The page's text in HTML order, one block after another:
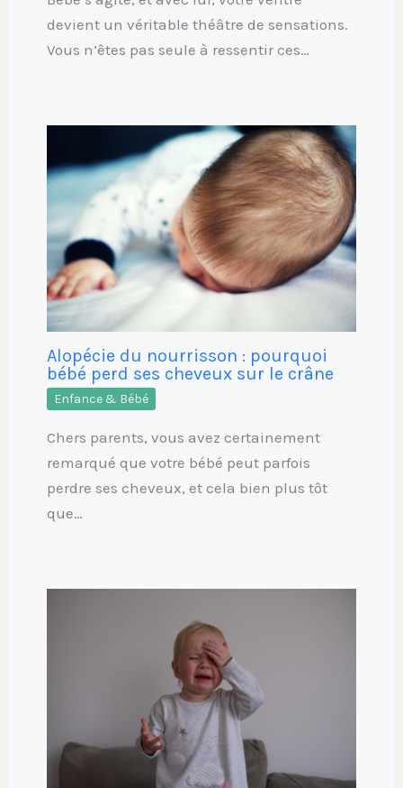
devient un véritable théâtre de sensations.
Vous n’êtes pas seule à ressentir ces…
Alopécie du nourrisson : pourquoi
bébé perd ses cheveux sur le crâne
Enfance & Bébé
Chers parents, vous avez certainement
remarqué que votre bébé peut parfois
perdre ses cheveux, et cela bien plus tôt
que…